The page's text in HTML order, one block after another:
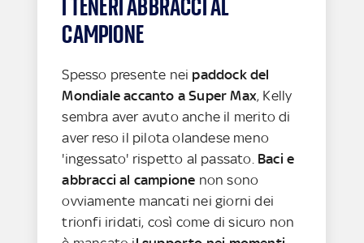
I TENERI ABBRACCI AL
CAMPIONE
Spesso presente nei paddock del
Mondiale accanto a Super Max, Kelly
sembra aver avuto anche il merito di
aver reso il pilota olandese meno
'ingessato' rispetto al passato. Baci e
abbracci al campione non sono
ovviamente mancati nei giorni dei
trionfi iridati, così come di sicuro non